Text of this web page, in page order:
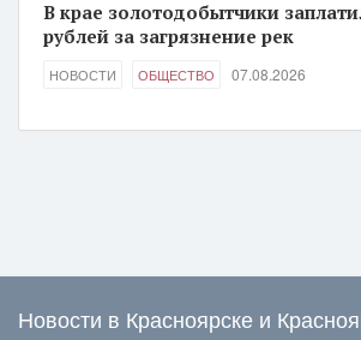
В крае золотодобытчики
рублей за загрязнение рек
НОВОСТИ ОБЩЕСТВО 07.08.2026
Новости в Красноярске и